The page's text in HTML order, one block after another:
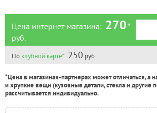
Цена интернет-магазина: 270*
руб.
По клубной карте*: 250 руб.
*Цена в магазинах-партнерах может отличаться, а
и хрупкие вещи (кузовные детали, стекла и
рассчитывается индивидуально.